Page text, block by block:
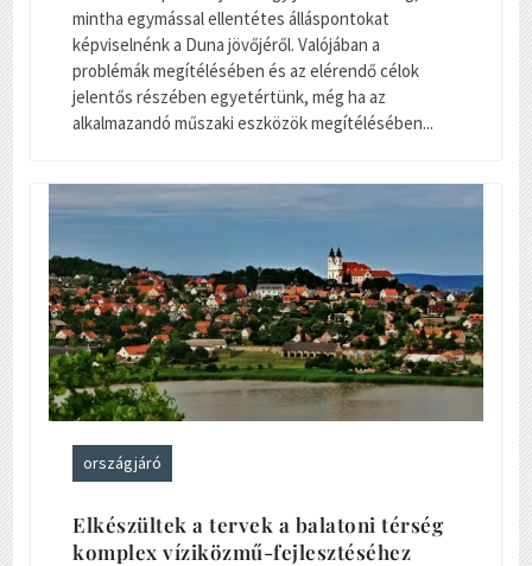
mintha egymással ellentétes álláspontokat
képviselnénk a Duna jövőjéről. Valójában a
problémák megítélésében és az elérendő célok
jelentős részében egyetértünk, még ha az
alkalmazandó műszaki eszközök megítélésében...
országjáró
Elkészültek a tervek a balatoni térség
komplex víziközmű-fejlesztéséhez